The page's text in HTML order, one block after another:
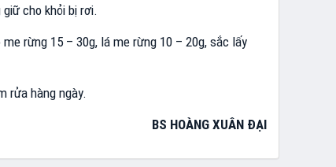
cho khỏi bị rơi.
me rừng 15 – 30g, lá me rừng 10 – 20g, sắc lấy
rửa hàng ngày.
BS HOÀNG XUÂN ĐẠI